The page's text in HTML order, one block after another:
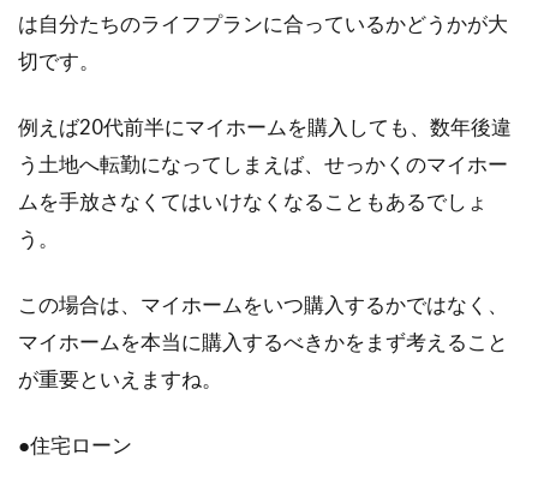
は自分たちのライフプランに合っているかどうかが大
切です。
例えば20代前半にマイホームを購入しても、数年後違
う土地へ転勤になってしまえば、せっかくのマイホー
ムを手放さなくてはいけなくなることもあるでしょ
う。
この場合は、マイホームをいつ購入するかではなく、
マイホームを本当に購入するべきかをまず考えること
が重要といえますね。
●住宅ローン